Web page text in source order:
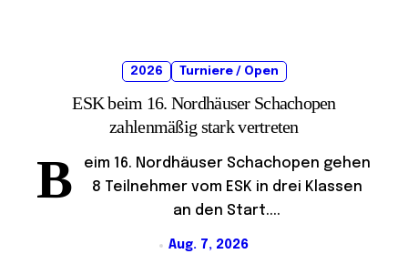
2026 Turniere / Open
ESK beim 16. Nordhäuser Schachopen
zahlenmäßig stark vertreten
B
eim 16. Nordhäuser Schachopen gehen
8 Teilnehmer vom ESK in drei Klassen
an den Start....
Aug. 7, 2026